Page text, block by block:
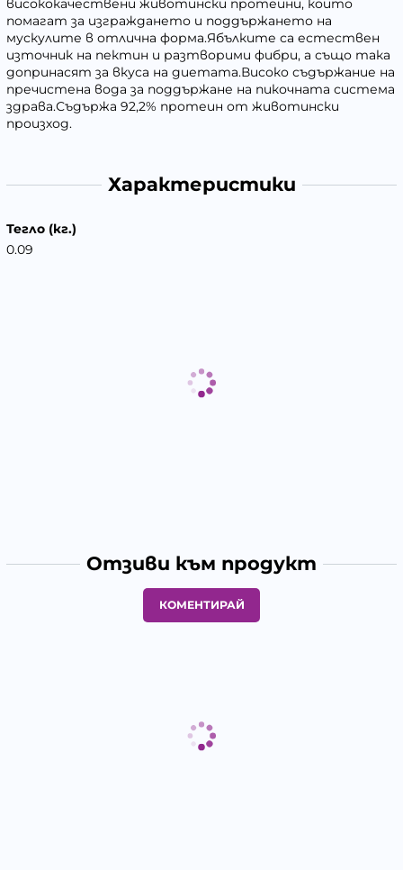
висококачествени животински протеини, които
помагат за изграждането и поддържането на
мускулите в отлична форма.Ябълките са естествен
източник на пектин и разтворими фибри, а също така
допринасят за вкуса на диетата.Високо съдържание на
пречистена вода за поддържане на пикочната система
здрава.Съдържа 92,2% протеин от животински
произход.
Характеристики
Тегло (кг.)
0.09
Отзиви към продукт
КОМЕНТИРАЙ